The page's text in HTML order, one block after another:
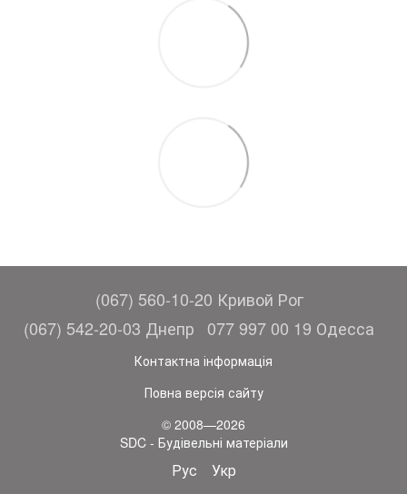
(067) 560-10-20 Кривой Рог
(067) 542-20-03 Днепр
077 997 00 19 Одесса
Контактна інформація
Повна версія сайту
© 2008—2026
SDC - Будівельні матеріали
Рус Укр